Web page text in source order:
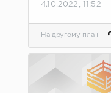
4.10.2022, 11:52
На другому плані